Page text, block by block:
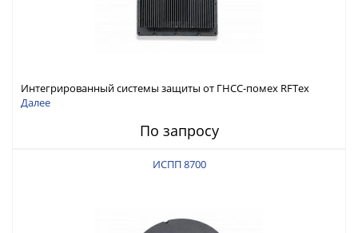
Интегрированный системы защиты от ГНСС-помех RFТех
ИСПП 8800
Далее
По запросу
ИСПП 8700